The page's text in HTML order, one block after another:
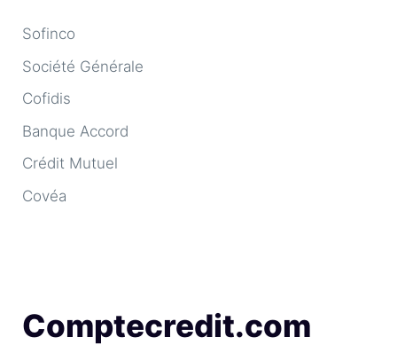
Sofinco
Société Générale
Cofidis
Banque Accord
Crédit Mutuel
Covéa
Comptecredit.com